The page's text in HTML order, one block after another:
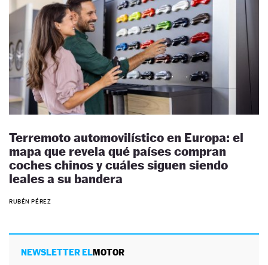
Terremoto automovilístico en Europa: el
mapa que revela qué países compran
coches chinos y cuáles siguen siendo
leales a su bandera
RUBÉN PÉREZ
NEWSLETTER ELMOTOR